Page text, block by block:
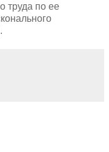
труда по ее